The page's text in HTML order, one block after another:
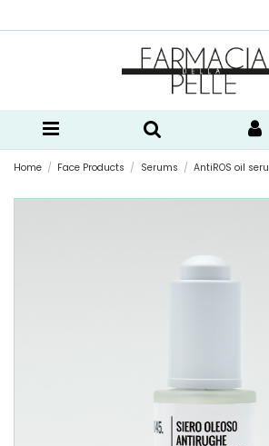
Home Face Products Serums AntiROS oil